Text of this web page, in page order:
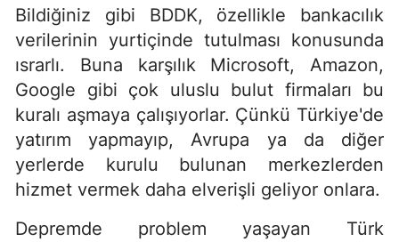
Bildiğiniz gibi BDDK, özellikle bankacılık
verilerinin yurtiçinde tutulması konusunda
ısrarlı. Buna karşılık Microsoft, Amazon,
Google gibi çok uluslu bulut firmaları bu
kuralı aşmaya çalışıyorlar. Çünkü Türkiye'de
yatırım yapmayıp, Avrupa ya da diğer
yerlerde kurulu bulunan merkezlerden
hizmet vermek daha elverişli geliyor onlara.
Depremde problem yaşayan Türk